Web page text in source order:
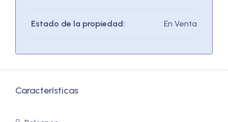
Estado de la propiedad: En Venta
Características